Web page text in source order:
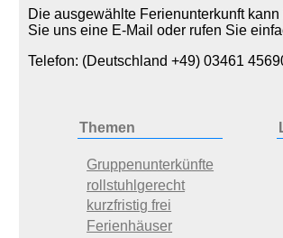
Die ausgewählte Ferienunterkunft
Sie uns eine E-Mail oder rufen Sie
Telefon: (Deutschland +49) 03461
Themen
Gruppenunterkünfte
rollstuhlgerecht
kurzfristig frei
Ferienhäuser